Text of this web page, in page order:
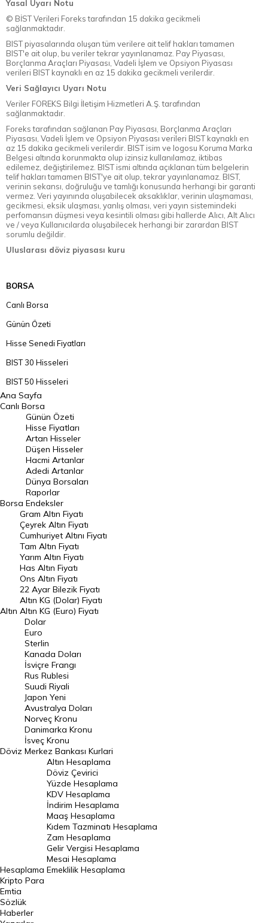
Yasal Uyarı Notu
© BİST Verileri Foreks tarafından 15 dakika gecikmeli
sağlanmaktadır.
BIST piyasalarında oluşan tüm verilere ait telif hakları tamamen
BIST'e ait olup, bu veriler tekrar yayınlanamaz. Pay Piyasası,
Borçlanma Araçları Piyasası, Vadeli İşlem ve Opsiyon Piyasası
verileri BIST kaynaklı en az 15 dakika gecikmeli verilerdir.
Veri Sağlayıcı Uyarı Notu
Veriler FOREKS Bilgi İletişim Hizmetleri A.Ş. tarafından
sağlanmaktadır.
Foreks tarafından sağlanan Pay Piyasası, Borçlanma Araçları
Piyasası, Vadeli İşlem ve Opsiyon Piyasası verileri BIST kaynaklı en
az 15 dakika gecikmeli verilerdir. BIST isim ve logosu Koruma Marka
Belgesi altında korunmakta olup izinsiz kullanılamaz, iktibas
edilemez, değiştirilemez. BIST ismi altında açıklanan tüm belgelerin
telif hakları tamamen BIST'ye ait olup, tekrar yayınlanamaz. BIST,
verinin sekansı, doğruluğu ve tamlığı konusunda herhangi bir garanti
vermez. Veri yayınında oluşabilecek aksaklıklar, verinin ulaşmaması,
gecikmesi, eksik ulaşması, yanlış olması, veri yayın sistemindeki
perfomansın düşmesi veya kesintili olması gibi hallerde Alıcı, Alt Alıcı
ve / veya Kullanıcılarda oluşabilecek herhangi bir zarardan BIST
sorumlu değildir.
Uluslarası döviz piyasası kuru
BORSA
Canlı Borsa
Günün Özeti
Hisse Senedi Fiyatları
BIST 30 Hisseleri
BIST 50 Hisseleri
BIST 100 Hisseleri
En Çok Artan Hisseler
En Çok Düşen Hisseler
Hacmi Artanlar
Geçmiş Kapanışlar
Dünya Borsaları
Raporlar
Endeksler
DÖVİZ
Döviz Kuru
Dolar Kuru
Euro Kuru
Pound Kuru
Frank Kuru
Riyal Kuru
Avustralya Doları
Danimarka Kronu Kuru
Kanada Doları Kuru
Norveç Kronu Kuru
İsveç Kronu Kuru
Japon Yeni Kuru
Serbest Piyasa Döviz Kurları
Merkez Bankası Döviz Kurları
Altın Fiyatları
Gram Altın Fiyatı
Çeyrek Altın Fiyatı
Ana Sayfa
Canlı Borsa
Borsa
Günün Özeti
Hisse Fiyatları
Artan Hisseler
Düşen Hisseler
Hacmi Artanlar
Adedi Artanlar
Dünya Borsaları
Raporlar
Endeksler
Altın
Gram Altın Fiyatı
Çeyrek Altın Fiyatı
Cumhuriyet Altını Fiyatı
Tam Altın Fiyatı
Yarım Altın Fiyatı
Has Altın Fiyatı
Ons Altın Fiyatı
22 Ayar Bilezik Fiyatı
Altın KG (Dolar) Fiyatı
Altın KG (Euro) Fiyatı
Döviz
Dolar
Euro
Sterlin
Kanada Doları
İsviçre Frangı
Rus Rublesi
Suudi Riyali
Japon Yeni
Avustralya Doları
Norveç Kronu
Danimarka Kronu
İsveç Kronu
Merkez Bankası Kurlari
Hesaplama
Altın Hesaplama
Döviz Çevirici
Yüzde Hesaplama
KDV Hesaplama
İndirim Hesaplama
Maaş Hesaplama
Kıdem Tazminatı Hesaplama
Zam Hesaplama
Gelir Vergisi Hesaplama
Mesai Hesaplama
Emeklilik Hesaplama
Kripto Para
Emtia
Sözlük
Haberler